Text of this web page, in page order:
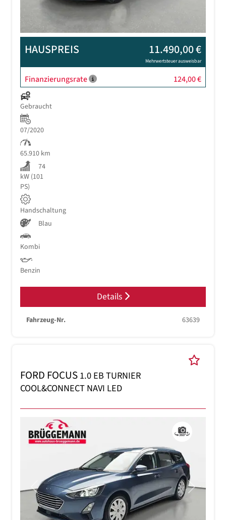
HAUSPREIS 11.490,00 €
Mehrwertsteuer ausweisbar
Finanzierungsrate 124,00 €
Gebraucht
07/2020
65.910 km
74
kW (101
PS)
Handschaltung
Blau
Kombi
Benzin
Details
Fahrzeug-Nr. 63639
FORD FOCUS1.0 EB TURNIER
COOL&CONNECT NAVI LED
Previous Next